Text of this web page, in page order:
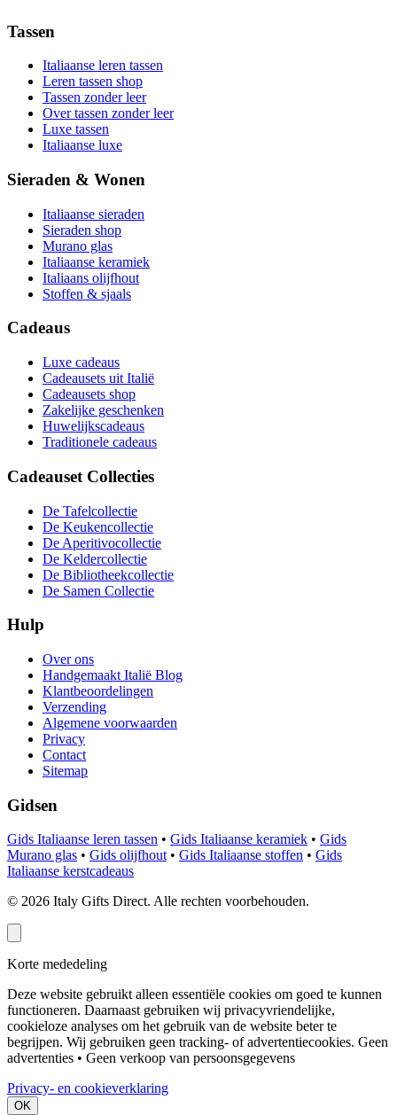
Tassen
Italiaanse leren tassen
Leren tassen shop
Tassen zonder leer
Over tassen zonder leer
Luxe tassen
Italiaanse luxe
Sieraden & Wonen
Italiaanse sieraden
Sieraden shop
Murano glas
Italiaanse keramiek
Italiaans olijfhout
Stoffen & sjaals
Cadeaus
Luxe cadeaus
Cadeausets uit Italië
Cadeausets shop
Zakelijke geschenken
Huwelijkscadeaus
Traditionele cadeaus
Cadeauset Collecties
De Tafelcollectie
De Keukencollectie
De Aperitivocollectie
De Keldercollectie
De Bibliotheekcollectie
De Samen Collectie
Hulp
Over ons
Handgemaakt Italië Blog
Klantbeoordelingen
Verzending
Algemene voorwaarden
Privacy
Contact
Sitemap
Gidsen
Gids Italiaanse leren tassen • Gids Italiaanse keramiek • Gids
Murano glas • Gids olijfhout • Gids Italiaanse stoffen • Gids
Italiaanse kerstcadeaus
© 2026 Italy Gifts Direct. Alle rechten voorbehouden.
Korte mededeling
Deze website gebruikt alleen essentiële cookies om goed te kunnen
functioneren. Daarnaast gebruiken wij privacyvriendelijke,
cookieloze analyses om het gebruik van de website beter te
begrijpen. Wij gebruiken geen tracking- of advertentiecookies. Geen
advertenties • Geen verkoop van persoonsgegevens
Privacy- en cookieverklaring
OK